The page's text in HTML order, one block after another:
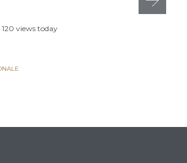
, 120 views today